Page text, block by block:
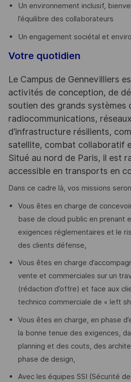
Un environnement inclusif,
l’équilibre des collaborateurs
Un engagement sociétal et
Votre quotidien
Le Campus de Gennevilliers
activités de conception, de
soutien des grands systèmes
radiocommunications,
d’infrastructure résilients,
satellite, combat collaboratif
Situé au nord de Paris, il est
accessible en transports en
Dans ce cadre là, vos missions
Vous êtes en charge de
base de cloud public en prenant
exigences réglementaires et le
des clients défense,
Vous êtes en charge
vente et commerciales sur un
(rédaction d’offre) et face aux
technico commerciale de « left
Vous êtes en charge, en phase
la bonne tenue des exigences,
planning et des couts, des
phase de design,
Avec les équipes SSI (Sécurité